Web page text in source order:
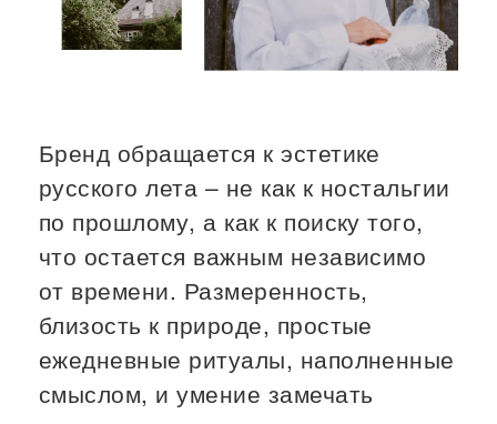
Бренд обращается к эстетике
русского лета – не как к ностальгии
по прошлому, а как к поиску того,
что остается важным независимо
от времени. Размеренность,
близость к природе, простые
ежедневные ритуалы, наполненные
смыслом, и умение замечать